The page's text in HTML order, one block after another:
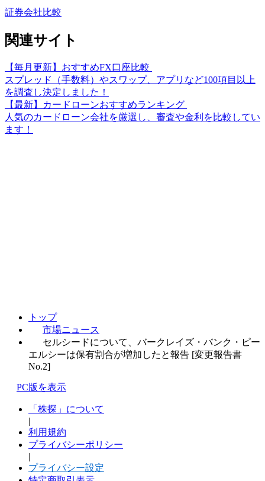
証券会社比較
関連サイト
【毎月更新】おすすめFX口座比較
スプレッド（手数料）やスワップ、アプリなど100項目以上
を調査し決定しました！
【最新】カードローンおすすめランキング
人気のカードローン会社を厳選し、審査や金利を比較してい
ます！
トップ
市場ニュース
セルシードについて、バークレイズ・バンク・ピー
エルシーは保有割合が増加したと報告 [変更報告書
No.2]
PC版を表示
「株探」について
|
利用規約
プライバシーポリシー
|
プライバシー設定